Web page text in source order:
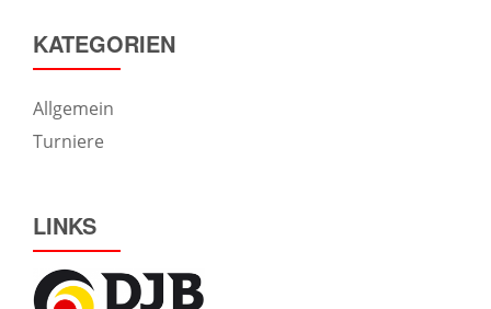
KATEGORIEN
Allgemein
Turniere
LINKS